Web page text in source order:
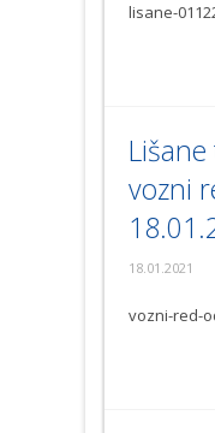
lisane-
vozni
18.01.2021
vozni-red-